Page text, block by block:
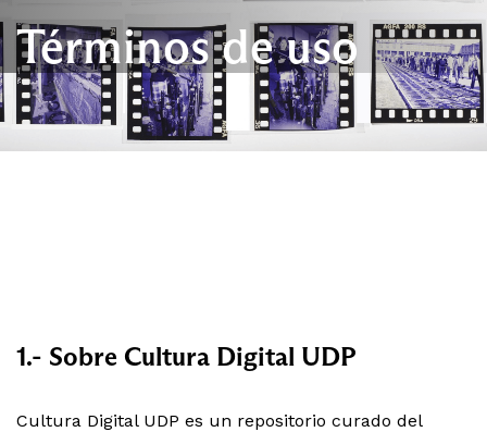
Términos de uso
1.- Sobre Cultura Digital UDP
Cultura Digital UDP es un repositorio curado del